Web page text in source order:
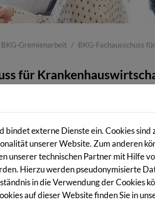
BKG-Gremienarbeit BKG-Fachausschuss
für
der Mitgliederversammlung einen
Aufgaben weitere
im Jahr. Es werden aktuelle für die
ist unter anderem auch ein
externe Dienste ein. Cookies sind
unserer Website. Zum anderen
unserer technischen Partner mit Hilfe
Hierzu werden pseudonymisierte
in die Verwendung der Cookies
auf dieser Website finden Sie in